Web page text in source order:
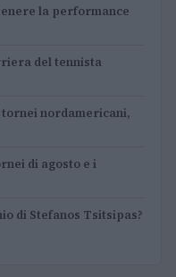
la performance
del tennista
tornei nordamericani,
di agosto e i
di Stefanos Tsitsipas?